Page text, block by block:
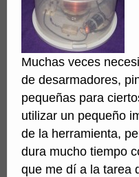
Muchas veces
de desarmadores,
pequeñas para
utilizar un pequeño
de la herramienta,
dura mucho tiempo
que me dí a la tarea